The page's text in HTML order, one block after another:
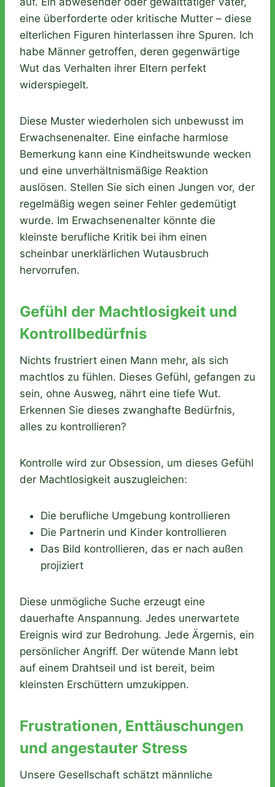
eine überforderte oder kritische Mutter – diese
elterlichen Figuren hinterlassen ihre Spuren. Ich
habe Männer getroffen, deren gegenwärtige
Wut das Verhalten ihrer Eltern perfekt
widerspiegelt.
Diese Muster wiederholen sich unbewusst im
Erwachsenenalter. Eine einfache harmlose
Bemerkung kann eine Kindheitswunde wecken
und eine unverhältnismäßige Reaktion
auslösen. Stellen Sie sich einen Jungen vor, der
regelmäßig wegen seiner Fehler gedemütigt
wurde. Im Erwachsenenalter könnte die
kleinste berufliche Kritik bei ihm einen
scheinbar unerklärlichen Wutausbruch
hervorrufen.
Gefühl der Machtlosigkeit und
Kontrollbedürfnis
Nichts frustriert einen Mann mehr, als sich
machtlos zu fühlen. Dieses Gefühl, gefangen zu
sein, ohne Ausweg, nährt eine tiefe Wut.
Erkennen Sie dieses zwanghafte Bedürfnis,
alles zu kontrollieren?
Kontrolle wird zur Obsession, um dieses Gefühl
der Machtlosigkeit auszugleichen:
Die berufliche Umgebung kontrollieren
Die Partnerin und Kinder kontrollieren
Das Bild kontrollieren, das er nach außen
projiziert
Diese unmögliche Suche erzeugt eine
dauerhafte Anspannung. Jedes unerwartete
Ereignis wird zur Bedrohung. Jede Ärgernis, ein
persönlicher Angriff. Der wütende Mann lebt
auf einem Drahtseil und ist bereit, beim
kleinsten Erschüttern umzukippen.
Frustrationen, Enttäuschungen
und angestauter Stress
Unsere Gesellschaft schätzt männliche